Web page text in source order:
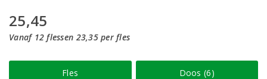
25,45
Vanaf 12 flessen 23,35 per fles
Fles Doos (6)